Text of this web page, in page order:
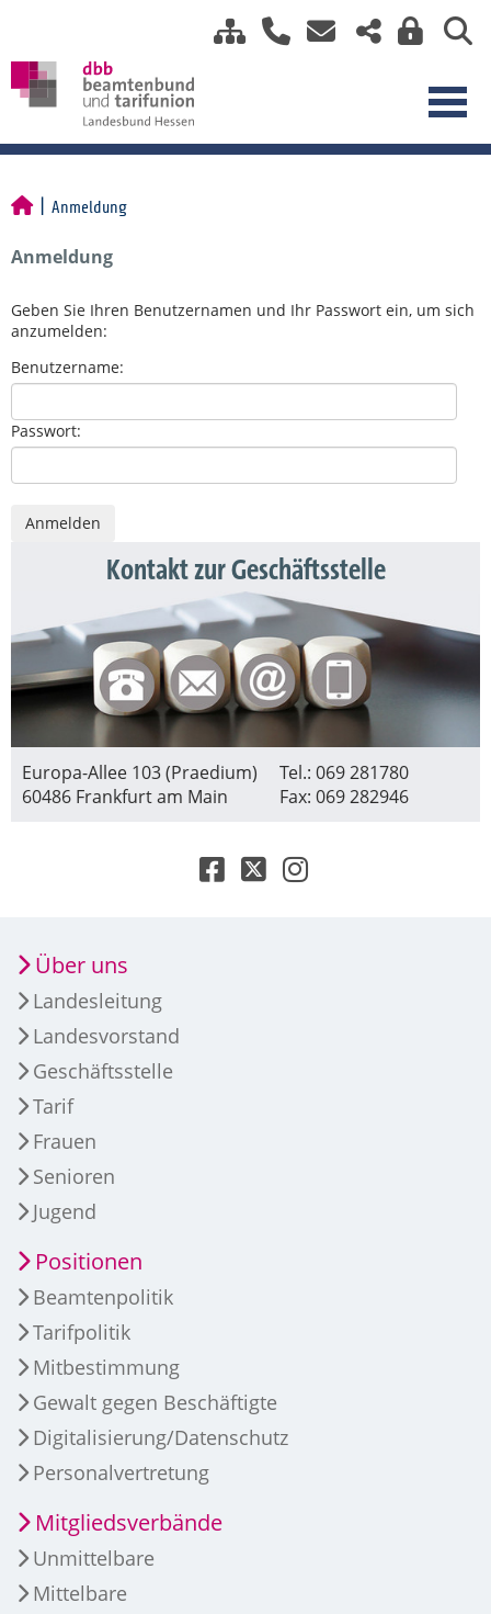
Anmeldung
Anmeldung
Geben Sie Ihren Benutzernamen und Ihr Passwort ein, um sich
anzumelden:
Benutzername:
Passwort:
Kontakt zur Geschäftsstelle
Europa-Allee 103 (Praedium)
60486 Frankfurt am Main
Tel.: 069 281780
Fax: 069 282946
Über uns
Landesleitung
Landesvorstand
Geschäftsstelle
Tarif
Frauen
Senioren
Jugend
Positionen
Beamtenpolitik
Tarifpolitik
Mitbestimmung
Gewalt gegen Beschäftigte
Digitalisierung/Datenschutz
Personalvertretung
Mitgliedsverbände
Unmittelbare
Mittelbare